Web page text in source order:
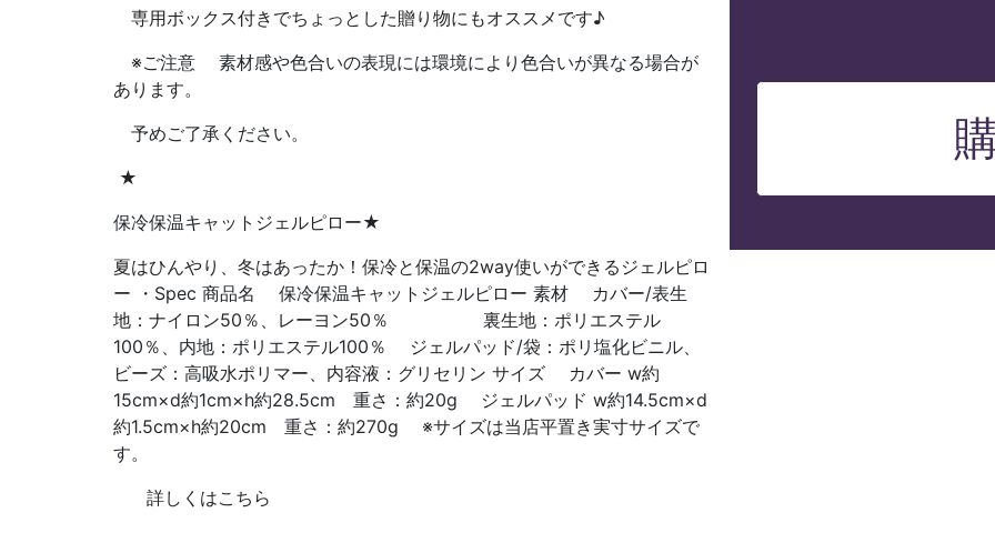
専用ボックス付きでちょっとした贈り物にもオススメです♪
※ご注意 素材感や色合いの表現には環境により色合いが異なる場合が
あります。
予めご了承ください。
★
保冷保温キャットジェルピロー★
夏はひんやり、冬はあったか！保冷と保温の2way使いができるジェルピロ
ー ・Spec 商品名 保冷保温キャットジェルピロー 素材 カバー/表生
地：ナイロン50％、レーヨン50％ 裏生地：ポリエステル
100％、内地：ポリエステル100％ ジェルパッド/袋：ポリ塩化ビニル、
ビーズ：高吸水ポリマー、内容液：グリセリン サイズ カバー w約
15cm×d約1cm×h約28.5cm 重さ：約20g ジェルパッド w約14.5cm×d
約1.5cm×h約20cm 重さ：約270g ※サイズは当店平置き実寸サイズで
す。
詳しくはこちら